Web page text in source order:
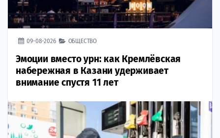
09-08-2026 ОБЩЕСТВО
Эмоции вместо урн: как Кремлёвская
набережная в Казани удерживает
внимание спустя 11 лет